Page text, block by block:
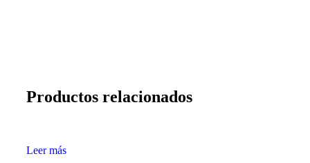
Productos relacionados
Leer más